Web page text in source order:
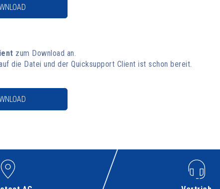
zum Download an.
die Datei und der Quicksupport Client ist schon bereit.